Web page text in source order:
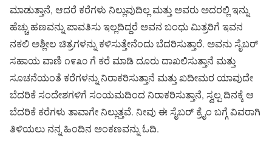
ಮಾಡುತ್ತಾನೆ, ಆದರೆ ಕರೆಗಳು ನಿಲ್ಲುವುದಿಲ್ಲ ಮತ್ತು ಅವರು ಅದರಲ್ಲಿ ಇನ್ನು
ಹೆಚ್ಚು ಹಣವನ್ನು ಪಾವತಿಸು ಇಲ್ಲದಿದ್ದರೆ ಅವನ ಬಂಧು ಮಿತ್ರರಿಗೆ ಇವನ
ನಕಲಿ ಅಶ್ಲೀಲ ಚಿತ್ರಗಳನ್ನು ಕಳಿಸುತ್ತೇನೆಂದು ಬೆದರಿಸುತ್ತಾರೆ. ಅವನು ಸೈಬರ್
ಸಹಾಯ ವಾಣಿ ೧೯೩೦ ಗೆ ಕರೆ ಮಾಡಿ ದೂರು ದಾಖಲಿಸುತ್ತಾನೆ ಮತ್ತು
ಸೂಚನೆಯಂತೆ ಕರೆಗಳನ್ನು ನಿರಾಕರಿಸುತ್ತಾನೆ ಮತ್ತು ಖದೀಮರ ಯಾವುದೇ
ಬೆದರಿಕೆ ಸಂದೇಶಗಳಿಗೆ ಸಂಯಮದಿಂದ ನಿರಾಕರಿಸುತ್ತಾನೆ, ಸ್ವಲ್ಪ ದಿನಕ್ಕೆ ಆ
ಬೆದರಿಕೆ ಕರೆಗಳು ತಾವಾಗೇ ನಿಲ್ಲುತ್ತವೆ. ನೀವು ಈ ಸೈಬರ್ ಕ್ರೈಂ ಬಗ್ಗೆ ವಿವರಾಗಿ
ತಿಳಿಯಲು ನನ್ನ ಹಿಂದಿನ ಅಂಕಣವನ್ನು ಓದಿ.